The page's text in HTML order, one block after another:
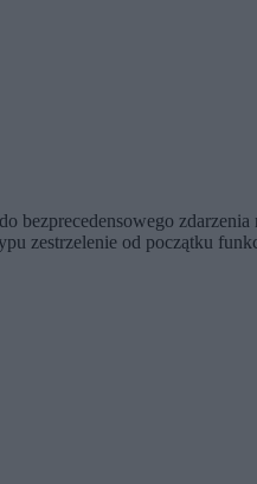
bezprecedensowego zdarzenia
zestrzelenie od początku